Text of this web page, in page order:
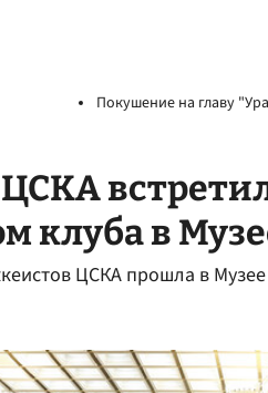
Покушение на главу
клуба в
ЦСКА прошла в